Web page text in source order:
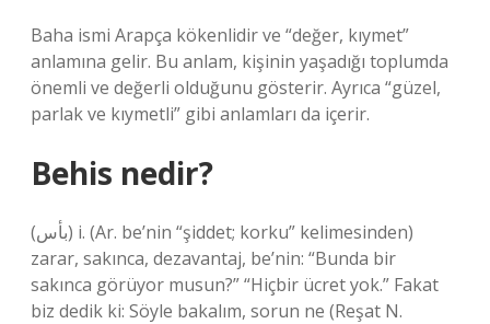
Baha ismi Arapça kökenlidir ve “değer, kıymet”
anlamına gelir. Bu anlam, kişinin yaşadığı toplumda
önemli ve değerli olduğunu gösterir. Ayrıca “güzel,
parlak ve kıymetli” gibi anlamları da içerir.
Behis nedir?
(ﺑﺄﺱ) i. (Ar. be’nin “şiddet; korku” kelimesinden)
zarar, sakınca, dezavantaj, be’nin: “Bunda bir
sakınca görüyor musun?” “Hiçbir ücret yok.” Fakat
biz dedik ki: Söyle bakalım, sorun ne (Reşat N.